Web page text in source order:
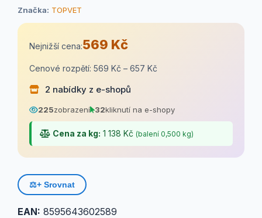
Značka: TOPVET
Nejnižší cena:569 Kč
Cenové rozpětí: 569 Kč – 657 Kč
2 nabídky z e-shopů
225zobrazení 32kliknutí na e-shopy
Cena za kg: 1 138 Kč (balení 0,500 kg)
⚖️+ Srovnat
EAN: 8595643602589